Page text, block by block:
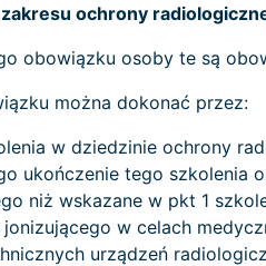
ochrony
obowiązku osoby te są
można dokonać przez:
w dziedzinie ochrony
ukończenie tego szkolenia
niż wskazane w pkt 1
w celach
urządzeń